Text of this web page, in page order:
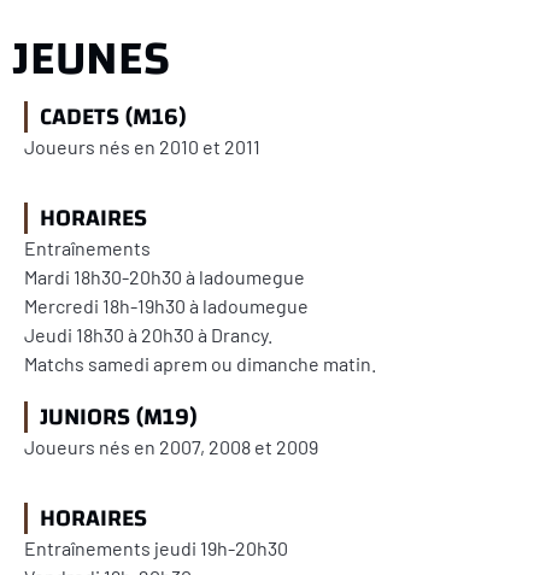
JEUNES
CADETS (M16)
Joueurs nés en 2010 et 2011
HORAIRES
Entraînements
Mardi 18h30-20h30 à ladoumegue
Mercredi 18h-19h30 à ladoumegue
Jeudi 18h30 à 20h30 à Drancy.
Matchs samedi aprem ou dimanche matin.
JUNIORS (M19)
Joueurs nés en 2007, 2008 et 2009
HORAIRES
Entraînements jeudi 19h-20h30